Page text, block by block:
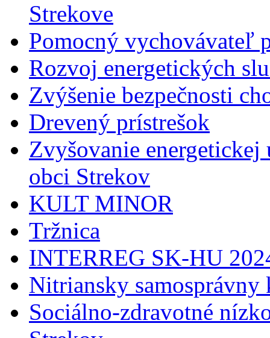
Strekove
Pomocný vychovávateľ
Rozvoj energetických
Zvýšenie bezpečnosti
Drevený prístrešok
Zvyšovanie
obci Strekov
KULT MINOR
Tržnica
INTERREG SK-HU
Nitriansky samosprávny
Sociálno-zdravotné